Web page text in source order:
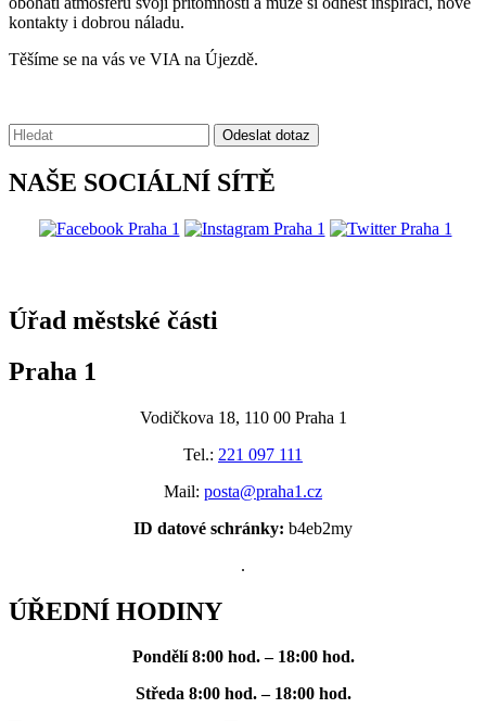
kontakty i dobrou náladu.
Těšíme se na vás ve VIA na Újezdě.
Vyhledávání: Odeslat dotaz
NAŠE SOCIÁLNÍ SÍTĚ
Úřad městské části
Praha 1
Vodičkova 18, 110 00 Praha 1
Tel.: 221 097 111
Mail: posta@praha1.cz
ID datové schránky: b4eb2my
.
ÚŘEDNÍ HODINY
Pondělí 8:00 hod. – 18:00 hod.
Středa 8:00 hod. – 18:00 hod.